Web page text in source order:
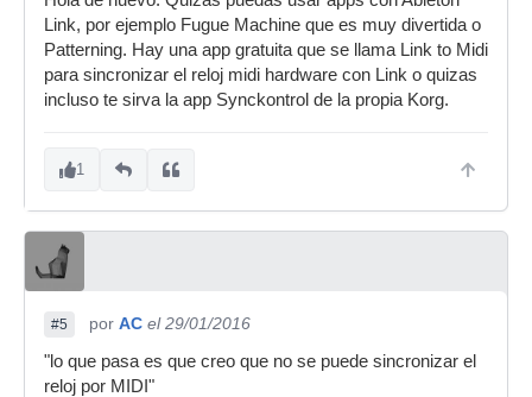
Link, por ejemplo Fugue Machine que es muy divertida o
Patterning. Hay una app gratuita que se llama Link to Midi
para sincronizar el reloj midi hardware con Link o quizas
incluso te sirva la app Synckontrol de la propia Korg.
1
#5 por AC el 29/01/2016
"lo que pasa es que creo que no se puede sincronizar el
reloj por MIDI"